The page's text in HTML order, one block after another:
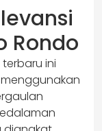
Rondo
ini